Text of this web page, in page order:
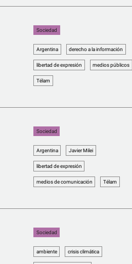
Sociedad
Argentina derecho a la información
libertad de expresión medios públicos
Télam
Sociedad
Argentina Javier Milei
libertad de expresión
medios de comunicación Télam
Sociedad
ambiente crisis climática